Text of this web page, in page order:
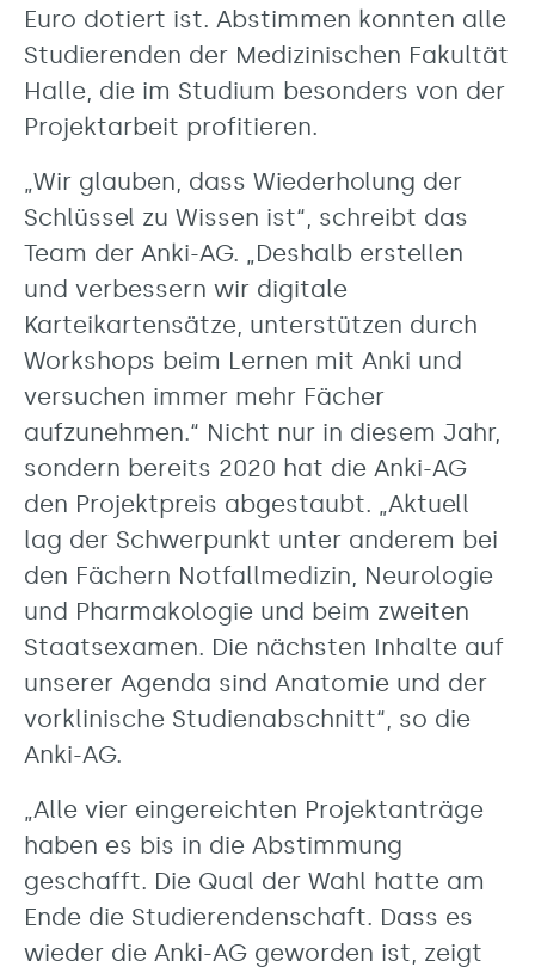
Euro dotiert ist. Abstimmen konnten alle
Studierenden der Medizinischen Fakultät
Halle, die im Studium besonders von der
Projektarbeit profitieren.
„Wir glauben, dass Wiederholung der
Schlüssel zu Wissen ist“, schreibt das
Team der Anki-AG. „Deshalb erstellen
und verbessern wir digitale
Karteikartensätze, unterstützen durch
Workshops beim Lernen mit Anki und
versuchen immer mehr Fächer
aufzunehmen.“ Nicht nur in diesem Jahr,
sondern bereits 2020 hat die Anki-AG
den Projektpreis abgestaubt. „Aktuell
lag der Schwerpunkt unter anderem bei
den Fächern Notfallmedizin, Neurologie
und Pharmakologie und beim zweiten
Staatsexamen. Die nächsten Inhalte auf
unserer Agenda sind Anatomie und der
vorklinische Studienabschnitt“, so die
Anki-AG.
„Alle vier eingereichten Projektanträge
haben es bis in die Abstimmung
geschafft. Die Qual der Wahl hatte am
Ende die Studierendenschaft. Dass es
wieder die Anki-AG geworden ist, zeigt